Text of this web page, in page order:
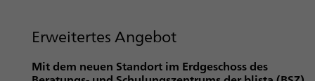
Erweitertes Angebot
Mit dem neuen Standort im Erdgeschoss des